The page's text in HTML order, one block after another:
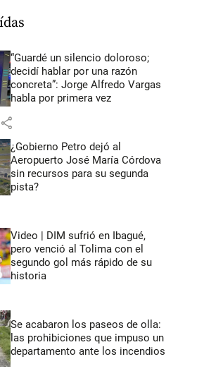
“Guardé un silencio doloroso;
decidí hablar por una razón
concreta”: Jorge Alfredo Vargas
habla por primera vez
share
¿Gobierno Petro dejó al
Aeropuerto José María Córdova
sin recursos para su segunda
pista?
Video | DIM sufrió en Ibagué,
pero venció al Tolima con el
segundo gol más rápido de su
historia
Se acabaron los paseos de olla:
las prohibiciones que impuso un
departamento ante los incendios